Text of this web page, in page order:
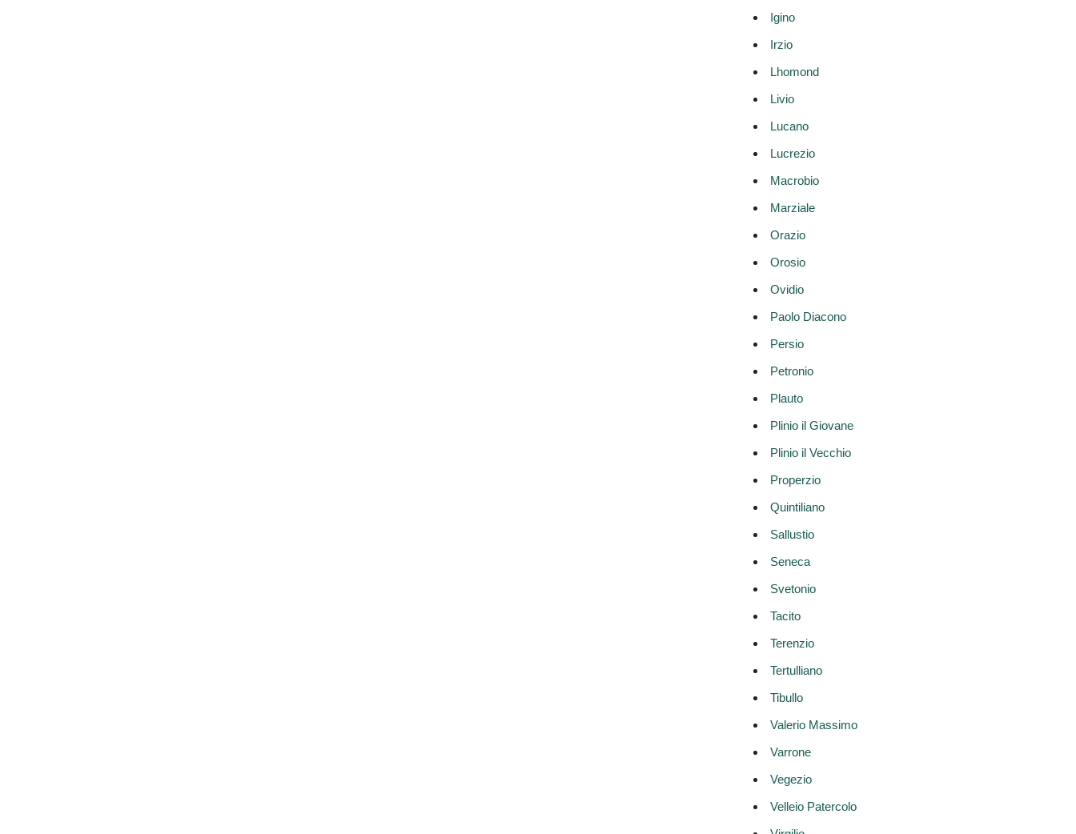
Igino
Irzio
Lhomond
Livio
Lucano
Lucrezio
Macrobio
Marziale
Orazio
Orosio
Ovidio
Paolo Diacono
Persio
Petronio
Plauto
Plinio il Giovane
Plinio il Vecchio
Properzio
Quintiliano
Sallustio
Seneca
Svetonio
Tacito
Terenzio
Tertulliano
Tibullo
Valerio Massimo
Varrone
Vegezio
Velleio Patercolo